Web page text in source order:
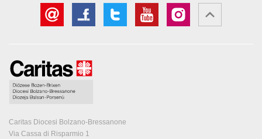
Caritas Diocesi Bolzano-Bressanone
Via Cassa di Risparmio 1